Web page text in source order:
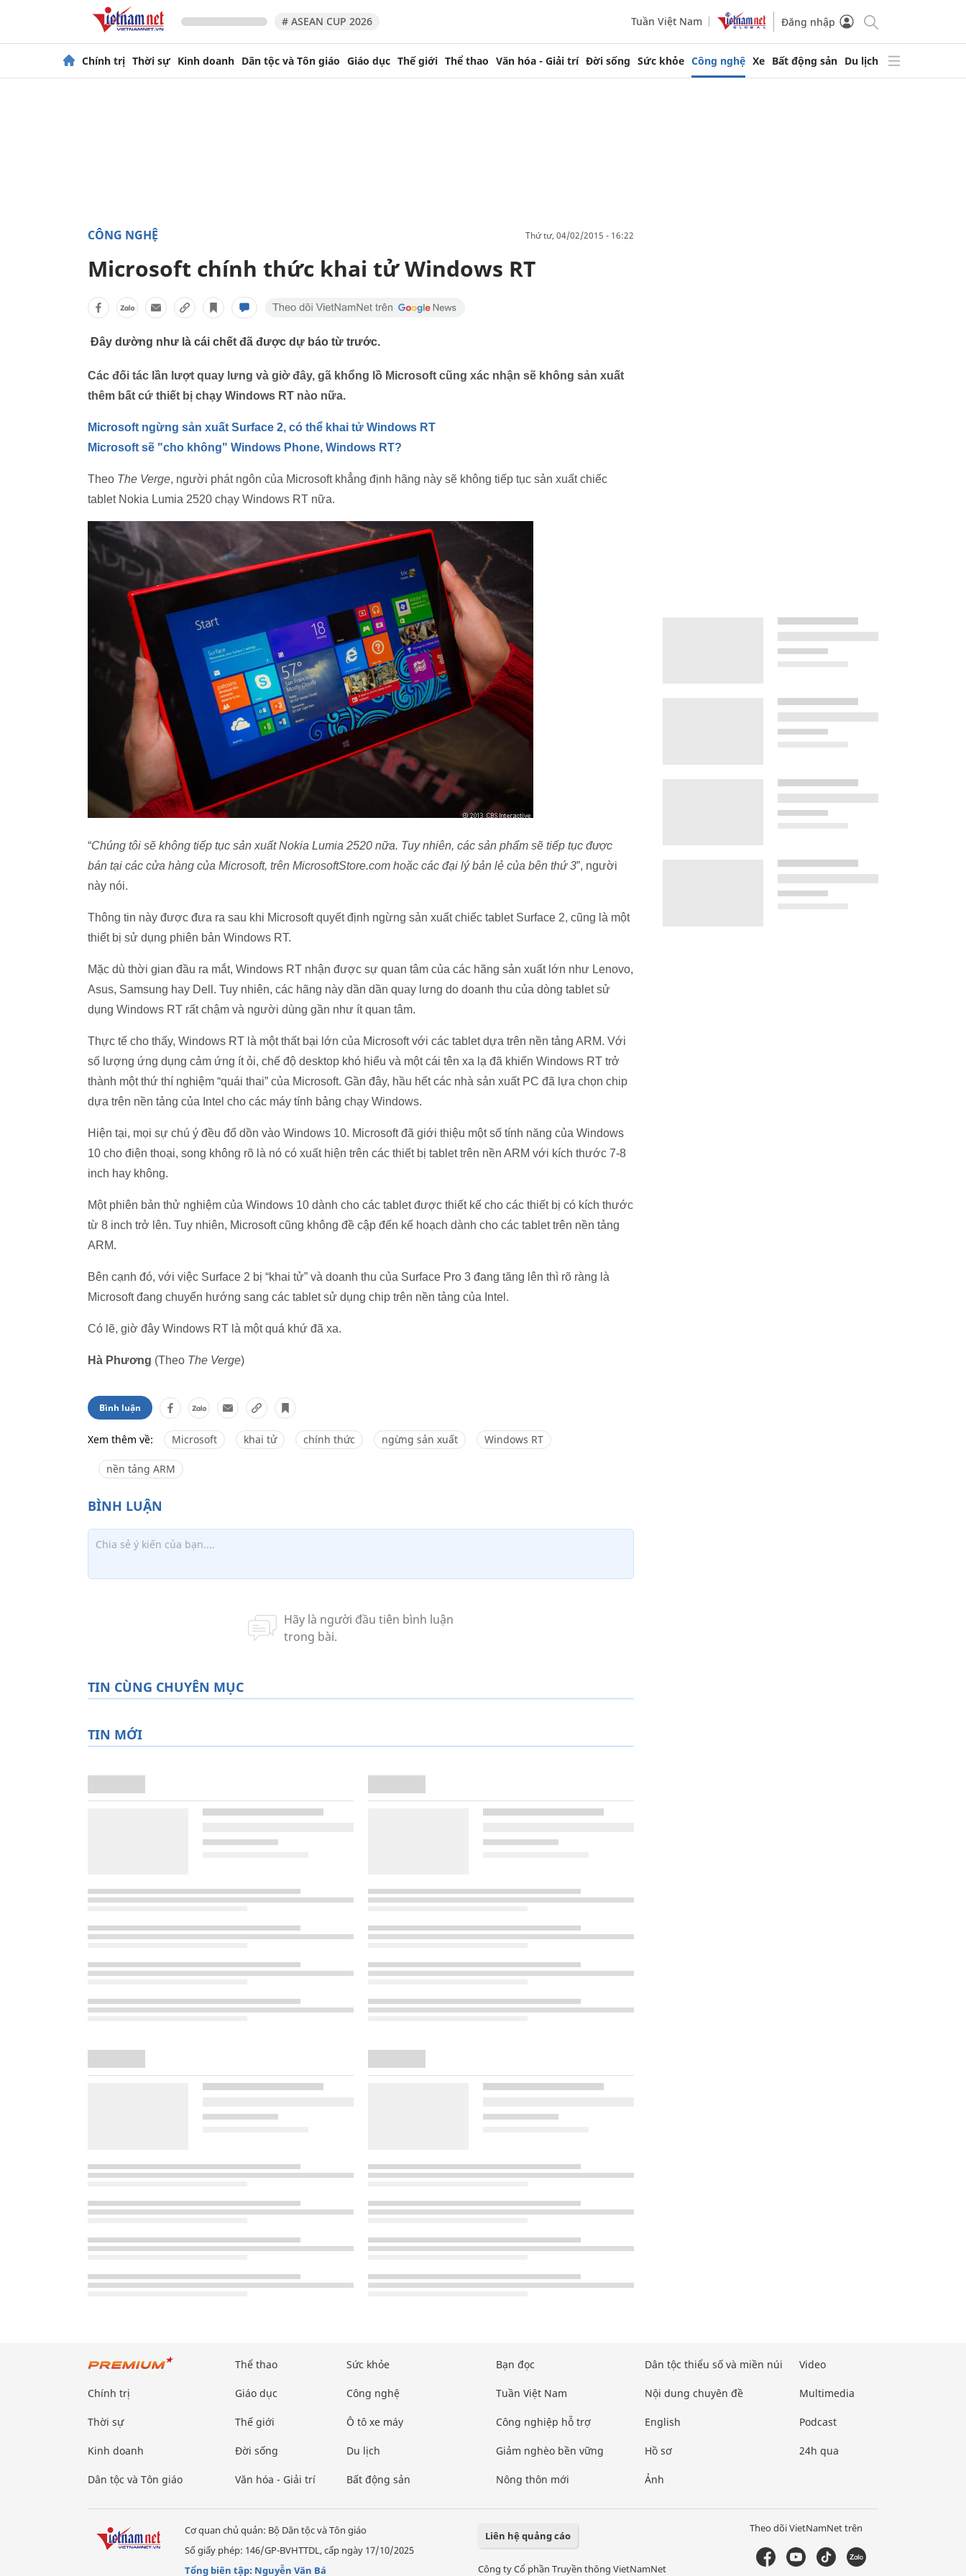
# ASEAN CUP 2026 Tuần Việt Nam Đăng nhập
Chính trị Thời sự Kinh doanh Dân tộc và Tôn giáo Giáo dục Thế giới Thể thao Văn hóa - Giải trí Đời sống Sức khỏe Công nghệ Xe Bất động sản Du lịch
CÔNG NGHỆ thứ tư, 04/02/2015 - 16:22
Microsoft chính thức khai tử Windows RT
Đây dường như là cái chết đã được dự báo từ trước.
Các đối tác lần lượt quay lưng và giờ đây, gã khổng lồ Microsoft cũng xác nhận sẽ không sản xuất
thêm bất cứ thiết bị chạy Windows RT nào nữa.
Microsoft ngừng sản xuất Surface 2, có thể khai tử Windows RT
Microsoft sẽ "cho không" Windows Phone, Windows RT?
Theo The Verge, người phát ngôn của Microsoft khẳng định hãng này sẽ không tiếp tục sản xuất chiếc
tablet Nokia Lumia 2520 chạy Windows RT nữa.
“Chúng tôi sẽ không tiếp tục sản xuất Nokia Lumia 2520 nữa. Tuy nhiên, các sản phẩm sẽ tiếp tục được
bán tại các cửa hàng của Microsoft, trên MicrosoftStore.com hoặc các đại lý bản lẻ của bên thứ 3”, người
này nói.
Thông tin này được đưa ra sau khi Microsoft quyết định ngừng sản xuất chiếc tablet Surface 2, cũng là một
thiết bị sử dụng phiên bản Windows RT.
Mặc dù thời gian đầu ra mắt, Windows RT nhận được sự quan tâm của các hãng sản xuất lớn như Lenovo,
Asus, Samsung hay Dell. Tuy nhiên, các hãng này dần dần quay lưng do doanh thu của dòng tablet sử
dụng Windows RT rất chậm và người dùng gần như ít quan tâm.
Thực tế cho thấy, Windows RT là một thất bại lớn của Microsoft với các tablet dựa trên nền tảng ARM. Với
số lượng ứng dụng cảm ứng ít ỏi, chế độ desktop khó hiểu và một cái tên xa lạ đã khiến Windows RT trở
thành một thứ thí nghiệm “quái thai” của Microsoft. Gần đây, hầu hết các nhà sản xuất PC đã lựa chọn chip
dựa trên nền tảng của Intel cho các máy tính bảng chạy Windows.
Hiện tại, mọi sự chú ý đều đổ dồn vào Windows 10. Microsoft đã giới thiệu một số tính năng của Windows
10 cho điện thoại, song không rõ là nó có xuất hiện trên các thiết bị tablet trên nền ARM với kích thước 7-8
inch hay không.
Một phiên bản thử nghiệm của Windows 10 dành cho các tablet được thiết kế cho các thiết bị có kích thước
từ 8 inch trở lên. Tuy nhiên, Microsoft cũng không đề cập đến kế hoạch dành cho các tablet trên nền tảng
ARM.
Bên cạnh đó, với việc Surface 2 bị “khai tử” và doanh thu của Surface Pro 3 đang tăng lên thì rõ ràng là
Microsoft đang chuyển hướng sang các tablet sử dụng chip trên nền tảng của Intel.
Có lẽ, giờ đây Windows RT là một quá khứ đã xa.
Hà Phương (Theo The Verge)
Bình luận
Xem thêm về: Microsoft khai tử chính thức ngừng sản xuất Windows RT
nền tảng ARM
TIN CÙNG CHUYÊN MỤC
TIN MỚI
Chính trị
Thời sự
Kinh doanh
Dân tộc và Tôn giáo
Thể thao
Giáo dục
Thế giới
Đời sống
Văn hóa - Giải trí
Sức khỏe
Công nghệ
Ô tô xe máy
Du lịch
Bất động sản
Bạn đọc
Tuần Việt Nam
Công nghiệp hỗ trợ
Giảm nghèo bền vững
Nông thôn mới
Dân tộc thiểu số và miền núi
Nội dung chuyên đề
English
Hồ sơ
Ảnh
Video
Multimedia
Podcast
24h qua
Cơ quan chủ quản: Bộ Dân tộc và Tôn giáo
Số giấy phép: 146/GP-BVHTTDL, cấp ngày 17/10/2025
Tổng biên tập: Nguyễn Văn Bá
Liên hệ quảng cáo
Công ty Cổ phần Truyền thông VietNamNet
Theo dõi VietNamNet trên